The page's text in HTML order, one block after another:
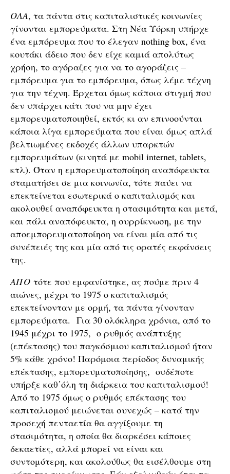
ΟΛΑ, τα πάντα στις καπιταλιστικές κοινωνίες
γίνονται εμπορεύματα. Στη Νέα Υόρκη υπήρχε
ένα εμπόρευμα που το έλεγαν nothing box, ένα
κουτάκι άδειο που δεν είχε καμιά απολύτως
χρήση, το αγόραζες για να το αγοράζεις –
εμπόρευμα για το εμπόρευμα, όπως λέμε τέχνη
για την τέχνη. Έρχεται όμως κάποια στιγμή που
δεν υπάρχει κάτι που να μην έχει
εμπορευματοποιηθεί, εκτός κι αν επινοούνται
κάποια λίγα εμπορεύματα που είναι όμως απλά
βελτιωμένες εκδοχές άλλων υπαρκτών
εμπορευμάτων (κινητά με mobil internet, tablets,
κτλ). Όταν η εμπορευματοποίηση αναπόφευκτα
σταματήσει σε μια κοινωνία, τότε παύει να
επεκτείνεται εσωτερικά ο καπιταλισμός και
ακολουθεί αναπόφευκτα η στασιμότητα και μετά,
και πάλι αναπόφευκτα, η συρρίκνωση, με την
αποεμπορευματοποίηση να είναι μία από τις
συνέπειές της και μία από τις ορατές εκφάνσεις
της.
ΑΠΟ τότε που εμφανίστηκε, ας πούμε πριν 4
αιώνες, μέχρι το 1975 ο καπιταλισμός
επεκτείνονταν με ορμή, τα πάντα γίνονταν
εμπορεύματα. Για 30 ολόκληρα χρόνια, από το
1945 μέχρι το 1975, ο ρυθμός ανάπτυξης
(επέκτασης) του παγκόσμιου καπιταλισμού ήταν
5% κάθε χρόνο! Παρόμοια περίοδος δυναμικής
επέκτασης, εμπορευματοποίησης, ουδέποτε
υπήρξε καθ΄όλη τη διάρκεια του καπιταλισμού!
Από το 1975 όμως ο ρυθμός επέκτασης του
καπιταλισμού μειώνεται συνεχώς – κατά την
προσεχή πενταετία θα αγγίξουμε τη
στασιμότητα, η οποία θα διαρκέσει κάποιες
δεκαετίες, αλλά μπορεί να είναι και
συντομότερη, και ακολούθως θα εισέλθουμε στη